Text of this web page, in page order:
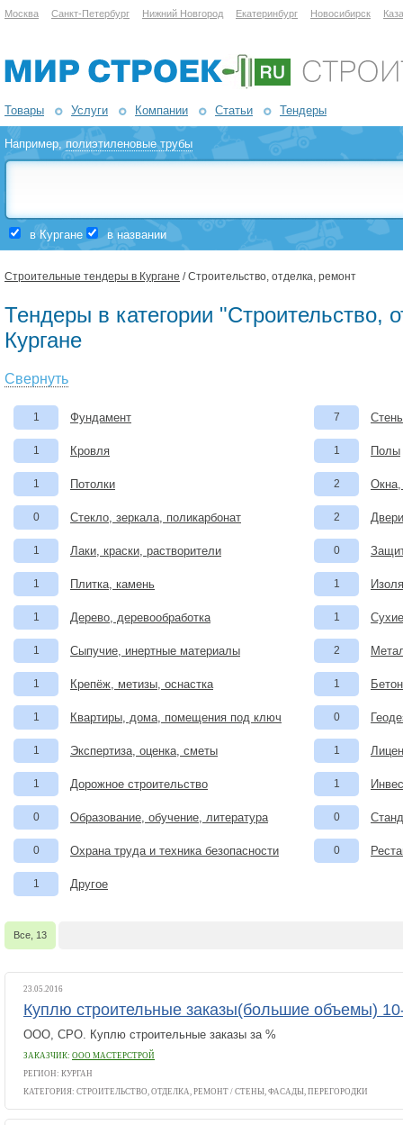
Москва Санкт-Петербург Нижний Новгород Екатеринбург Новосибирск
Товары Услуги Компании Статьи Тендеры
Например,полиэтиленовые трубы
в Кургане в названии
Строительные тендеры в Кургане / Строительство, отделка, ремонт
Тендеры в категории "Строительство,
Кургане
Свернуть
1 Фундамент 7
1 Кровля 1 Полы
1 Потолки 2
0 Стекло, зеркала, поликарбонат 2
1 Лаки, краски, растворители 0
1 Плитка, камень 1
1 Дерево, деревообработка 1
1 Сыпучие, инертные материалы 2
1 Крепёж, метизы, оснастка 1
1 Квартиры, дома, помещения под ключ 0
1 Экспертиза, оценка, сметы 1
1 Дорожное строительство 1
0 Образование, обучение, литература 0
0 Охрана труда и техника безопасности 0
1 Другое
Все, 13
23.05.2016
Куплю строительные заказы(большие объемы)
ООО, СРО. Куплю строительные заказы за %
ЗАКАЗЧИК: ООО МАСТЕРСТРОЙ
РЕГИОН: КУРГАН
КАТЕГОРИЯ: СТРОИТЕЛЬСТВО, ОТДЕЛКА, РЕМОНТ / СТЕНЫ, ФАСАДЫ, ПЕРЕГОРОДКИ